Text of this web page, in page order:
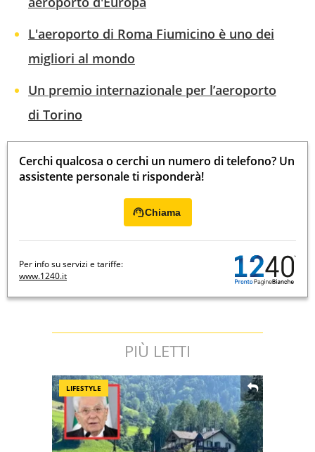
L'aeroporto di Roma Fiumicino è uno dei
migliori al mondo
Un premio internazionale per l’aeroporto
di Torino
Cerchi qualcosa o cerchi un numero di telefono? Un
assistente personale ti risponderà!
Chiama
Per info su servizi e tariffe:
www.1240.it
PIÙ LETTI
LIFESTYLE